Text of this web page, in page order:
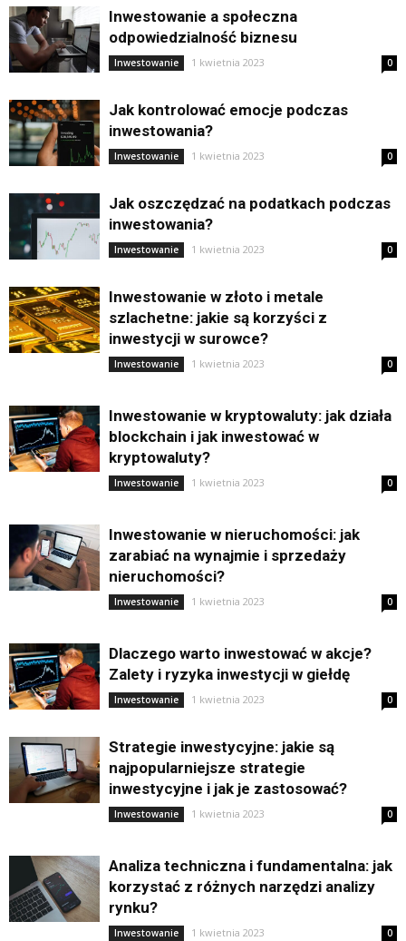
Inwestowanie a społeczna
odpowiedzialność biznesu
Inwestowanie 1 kwietnia 2023 0
Jak kontrolować emocje podczas
inwestowania?
Inwestowanie 1 kwietnia 2023 0
Jak oszczędzać na podatkach podczas
inwestowania?
Inwestowanie 1 kwietnia 2023 0
Inwestowanie w złoto i metale
szlachetne: jakie są korzyści z
inwestycji w surowce?
Inwestowanie 1 kwietnia 2023 0
Inwestowanie w kryptowaluty: jak działa
blockchain i jak inwestować w
kryptowaluty?
Inwestowanie 1 kwietnia 2023 0
Inwestowanie w nieruchomości: jak
zarabiać na wynajmie i sprzedaży
nieruchomości?
Inwestowanie 1 kwietnia 2023 0
Dlaczego warto inwestować w akcje?
Zalety i ryzyka inwestycji w giełdę
Inwestowanie 1 kwietnia 2023 0
Strategie inwestycyjne: jakie są
najpopularniejsze strategie
inwestycyjne i jak je zastosować?
Inwestowanie 1 kwietnia 2023 0
Analiza techniczna i fundamentalna: jak
korzystać z różnych narzędzi analizy
rynku?
Inwestowanie 1 kwietnia 2023 0